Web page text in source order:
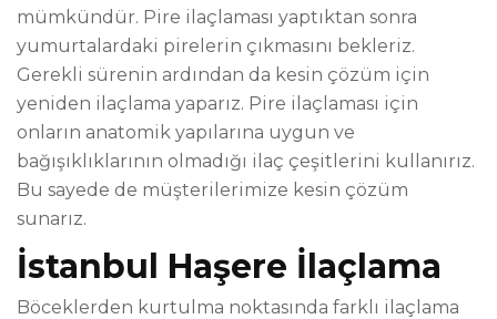
mümkündür. Pire ilaçlaması yaptıktan sonra
yumurtalardaki pirelerin çıkmasını bekleriz.
Gerekli sürenin ardından da kesin çözüm için
yeniden ilaçlama yaparız. Pire ilaçlaması için
onların anatomik yapılarına uygun ve
bağışıklıklarının olmadığı ilaç çeşitlerini kullanırız.
Bu sayede de müşterilerimize kesin çözüm
sunarız.
İstanbul Haşere İlaçlama
Böceklerden kurtulma noktasında farklı ilaçlama